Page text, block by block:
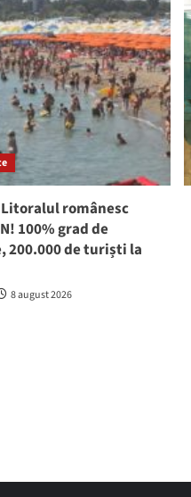
Litoralul românesc
100% grad de
200.000 de turiști la
8 august 2026